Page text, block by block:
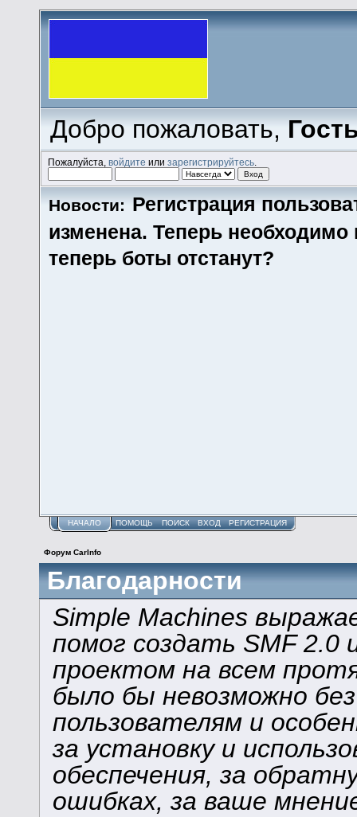
Добро пожаловать,
Пожалуйста,войдите илизарегистрируйтесь
Новости: Регистрация
изменена. Теперь необходимо
теперь боты отстанут?
НАЧАЛО ПОМОЩЬ ПОИСК ВХОД РЕГИСТРАЦИЯ
Форум CarInfo
Благодарности
Simple Machines
помог создать SMF
проектом на всем
было бы невозможно
пользователям и
за установку и
обеспечения, за
ошибках, за ваше